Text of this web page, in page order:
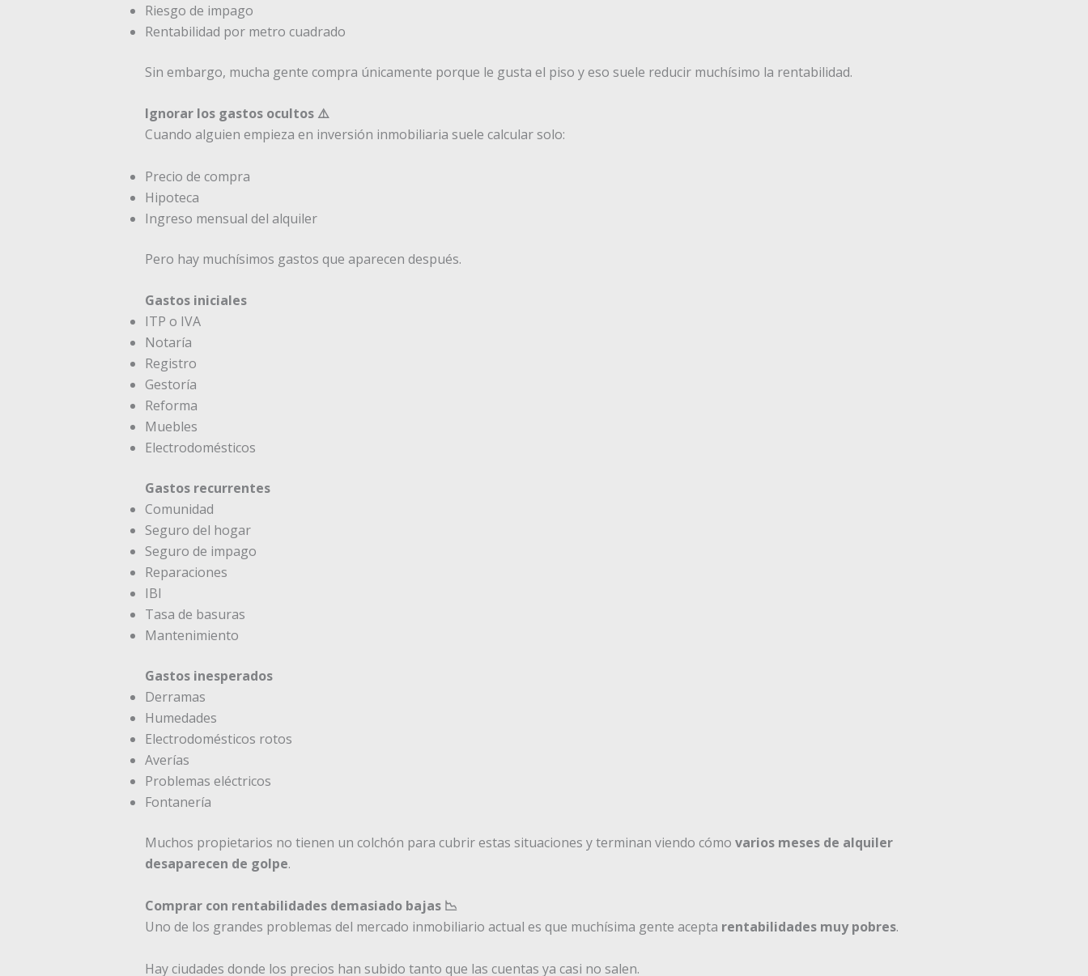
Riesgo de impago
Rentabilidad por metro cuadrado
Sin embargo, mucha gente compra únicamente porque le gusta el piso y eso suele reducir muchísimo la rentabilidad.
Ignorar los gastos ocultos ⚠️
Cuando alguien empieza en inversión inmobiliaria suele calcular solo:
Precio de compra
Hipoteca
Ingreso mensual del alquiler
Pero hay muchísimos gastos que aparecen después.
Gastos iniciales
ITP o IVA
Notaría
Registro
Gestoría
Reforma
Muebles
Electrodomésticos
Gastos recurrentes
Comunidad
Seguro del hogar
Seguro de impago
Reparaciones
IBI
Tasa de basuras
Mantenimiento
Gastos inesperados
Derramas
Humedades
Electrodomésticos rotos
Averías
Problemas eléctricos
Fontanería
Muchos propietarios no tienen un colchón para cubrir estas situaciones y terminan viendo cómo varios meses de alquiler
desaparecen de golpe.
Comprar con rentabilidades demasiado bajas 📉
Uno de los grandes problemas del mercado inmobiliario actual es que muchísima gente acepta rentabilidades muy pobres.
Hay ciudades donde los precios han subido tanto que las cuentas ya casi no salen.